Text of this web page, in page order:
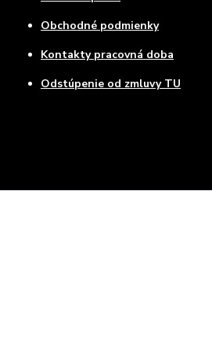
Obchodné podmienky
Kontakty pracovná doba
Odstúpenie od zmluvy TU